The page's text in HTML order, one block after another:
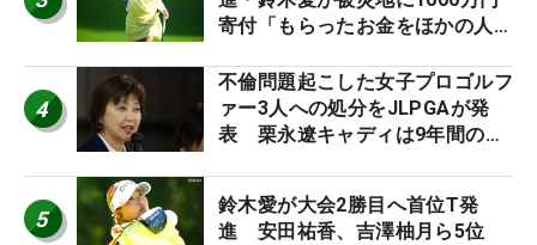
寄付「もらったお金をほかの人
4
不倫問題起こした女子プロゴルフ
ァー3人への処分をJLPGAが発
表 栗永遼キャディは9年間の立
5
鈴木愛が大会2勝目へ首位T発
進 安田祐香、吉澤柚月ら5位